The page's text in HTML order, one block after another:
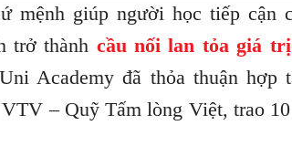
mệnh giúp người học tiếp cận
trở thành cầu nối lan tỏa giá
Academy đã thỏa thuận hợp
– Quỹ Tấm lòng Việt, trao